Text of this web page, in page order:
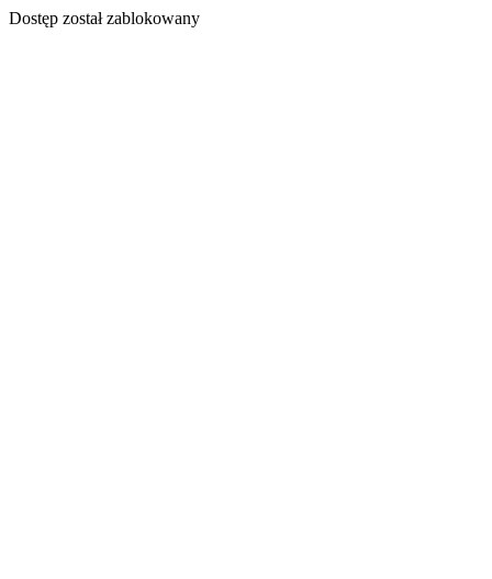
Dostęp został zablokowany